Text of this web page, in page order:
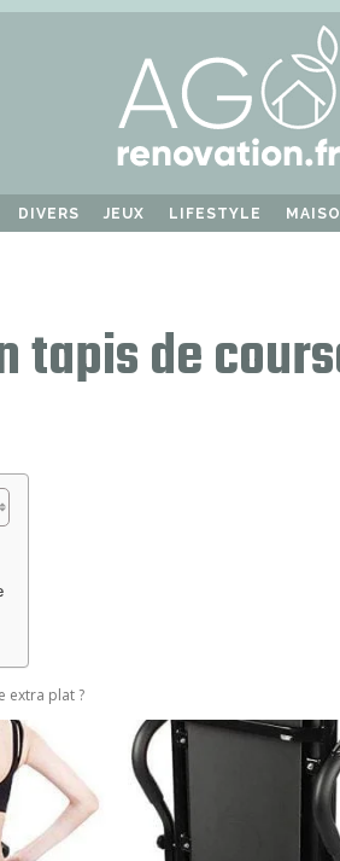
DIVERS JEUX LIFESTYLE
tapis de
extra plat ?